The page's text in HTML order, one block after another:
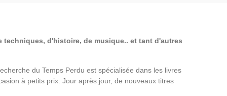
techniques, d'histoire, de musique.. et tant d'autres
du Temps Perdu est spécialisée dans les livres
à petits prix. Jour après jour, de nouveaux titres